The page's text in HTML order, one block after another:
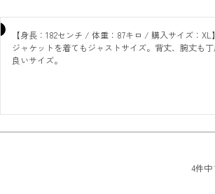
【身長：182センチ / 体重：87キロ / 購入サイズ：XL】
ジャケットを着てもジャストサイズ。背丈、腕丈も
良いサイズ。
4件中